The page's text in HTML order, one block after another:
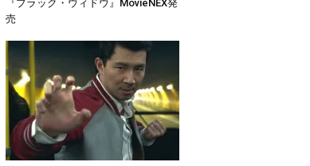
『ブラック・ウィドウ』MovieNEX発
売